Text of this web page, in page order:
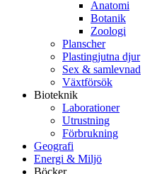
Anatomi
Botanik
Zoologi
Planscher
Plastingjutna djur
Sex & samlevnad
Växtförsök
Bioteknik
Laborationer
Utrustning
Förbrukning
Geografi
Energi & Miljö
Böcker